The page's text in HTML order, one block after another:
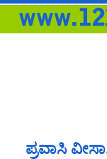
ಪ್ರವಾಸಿ